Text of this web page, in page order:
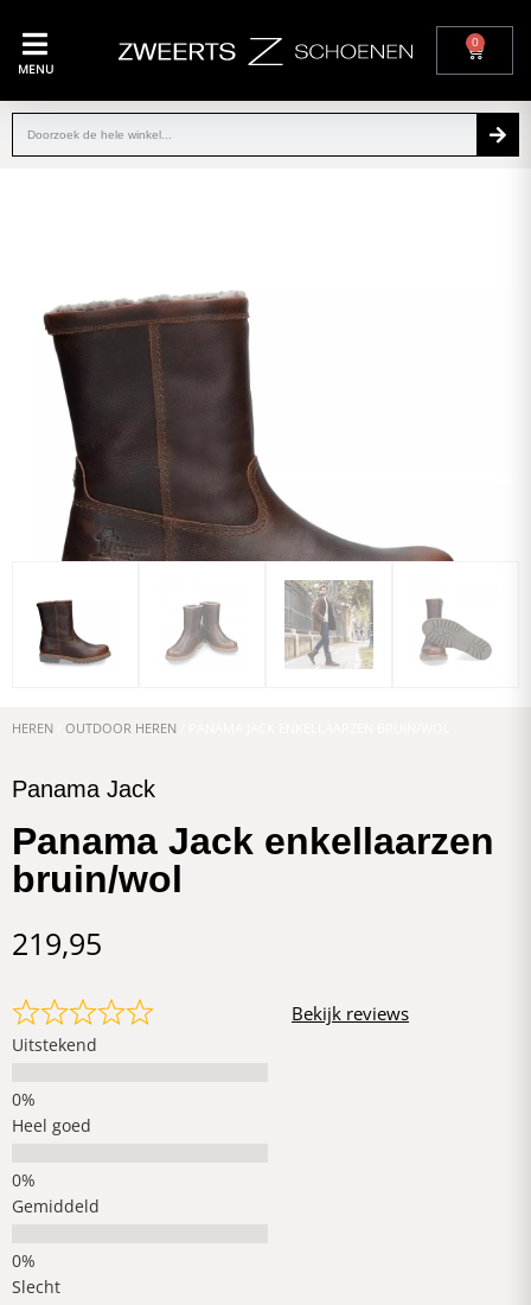
MENU
0
HEREN OUTDOOR HEREN
Panama Jack
Panama Jack enkellaarzen
bruin/wol
219,95
Uitstekend
Heel goed
Gemiddeld
Slecht
Bekijk reviews